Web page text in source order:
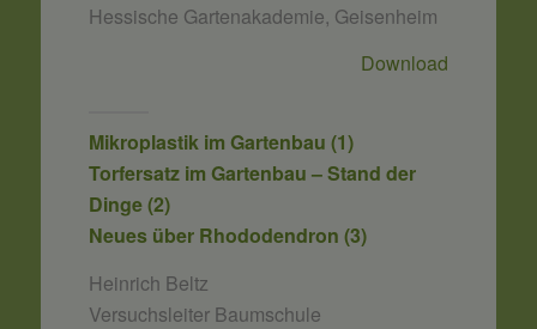
Hessische Gartenakademie, Geisenheim
Download
Mikroplastik im Gartenbau (1)
Torfersatz im Gartenbau – Stand der
Dinge (2)
Neues über Rhododendron (3)
Heinrich Beltz
Versuchsleiter Baumschule